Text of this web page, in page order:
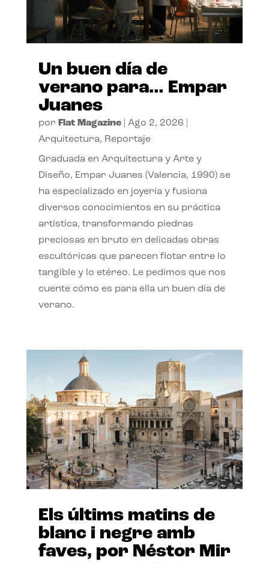
Un buen día de
verano para… Empar
Juanes
por Flat Magazine| Ago 2, 2026
Arquitectura, Reportaje
Graduada en Arquitectura y Arte y
Diseño, Empar Juanes (Valencia, 1990) se
ha especializado en joyería y fusiona
diversos conocimientos en su práctica
artística, transformando piedras
preciosas en bruto en delicadas obras
escultóricas que parecen flotar entre lo
tangible y lo etéreo. Le pedimos que nos
cuente cómo es para ella un buen día de
verano.
Els últims matins de
blanc i negre amb
faves, por Néstor Mir